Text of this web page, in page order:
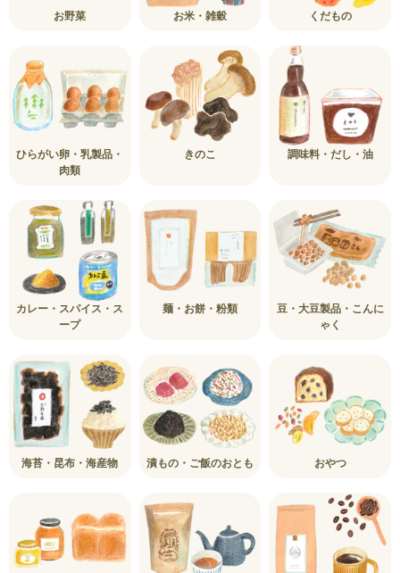
お野菜 お米・雑穀 くだもの
ひらがい卵・乳製品・
肉類
きのこ 調味料・だし・油
カレー・スパイス・ス
ープ
麺・お餅・粉類
豆・大豆製品・こんに
ゃく
海苔・昆布・海産物 漬もの・ご飯のおとも おやつ